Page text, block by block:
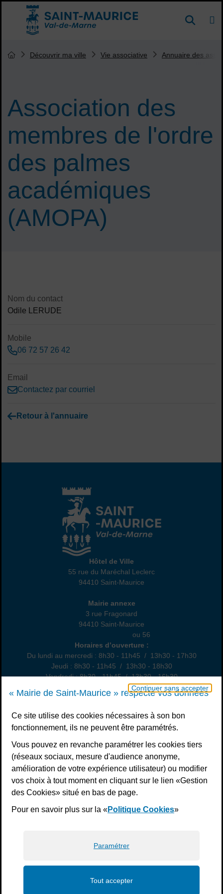
Continuer sans accepter
« Mairie de Saint-Maurice » respecte vos données
Ce site utilise des cookies nécessaires à son bon
fonctionnement, ils ne peuvent être paramétrés.
Vous pouvez en revanche paramétrer les cookies tiers
(réseaux sociaux, mesure d'audience anonyme,
amélioration de votre expérience utilisateur) ou modifier
vos choix à tout moment en cliquant sur le lien «Gestion
des Cookies» situé en bas de page.
Pour en savoir plus sur la «Politique Cookies»
Paramétrer
Tout accepter
Menu de raccourcis
Accueil ville de Saint-Maurice DE
Association des
membres de l'ordre
des palmes
académiques
(AMOPA)
Vous êtes ici :
Page d'accueil du site
Découvrir ma ville Vie associative Annuaire des
Contenu de la fiche d'annuaire
Nom du contact
Odile LERUDE
Mobile
06 72 57 26 42
Email
Contactez par courriel
Retour à l'annuaire
Hôtel de Ville
Hôtel de Ville
55 rue du Maréchal Leclerc
94410 Saint-Maurice
Annexe
Mairie annexe
3 rue Fragonard
94410 Saint-Maurice
ou 56
Horaires d’ouverture :
Du lundi au mercredi : 8h30 - 11h45 / 13h30 - 17h30
Jeudi : 8h30 - 11h45 / 13h30 - 18h30
Vendredi : 8h30 - 11h45 / 13h30 - 16h30
Un samedi par mois : permanence état civil, sur rendez-vous
S’inscrire à la newsletter
Télécharger l’application
Nous suivre
Facebook
Instagram
Youtube
LinkedIn
Calaméo